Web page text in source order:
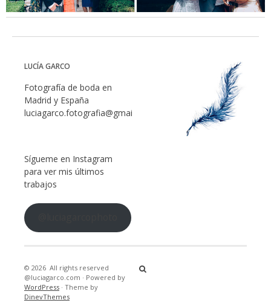
LUCÍA GARCO
Fotografía de boda en
Madrid y España
luciagarco.fotografia@gmail.com
Sígueme en Instagram
para ver mis últimos
trabajos
© 2026 All rights reserved
@luciagarco.com · Powered by
WordPress · Theme by
DinevThemes